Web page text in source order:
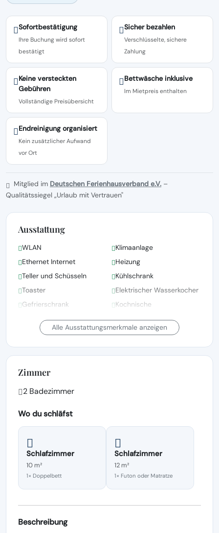
Sofortbestätigung
Ihre Buchung wird sofort
bestätigt
Sicher bezahlen
Verschlüsselte, sichere
Zahlung
Keine versteckten
Gebühren
Vollständige Preisübersicht
Bettwäsche inklusive
Im Mietpreis enthalten
Endreinigung organisiert
Kein zusätzlicher Aufwand
vor Ort
Mitglied im Deutschen Ferienhausverband e.V. –
Qualitätssiegel „Urlaub mit Vertrauen"
Ausstattung
WLAN
Klimaanlage
Ethernet Internet
Heizung
Teller und Schüsseln
Kühlschrank
Toaster
Elektrischer Wasserkocher
Gefrierschrank
Kochnische
Mikrowellenherd
Garten-/Außendusche
Alle Ausstattungsmerkmale anzeigen
Zimmer
2 Badezimmer
Wo du schläfst
Schlafzimmer
10 m²
1× Doppelbett
Schlafzimmer
12 m²
1× Futon oder Matratze
Beschreibung